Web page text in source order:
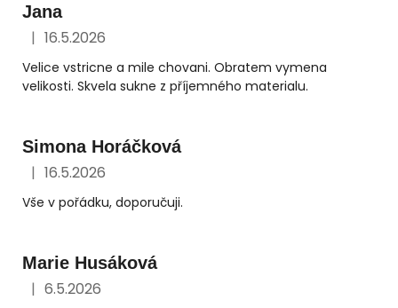
Jana
Hodnocení obchodu je 5 z 5 hvězdiček.
| 16.5.2026
Velice vstricne a mile chovani. Obratem vymena
velikosti. Skvela sukne z příjemného materialu.
Simona Horáčková
Hodnocení obchodu je 5 z 5 hvězdiček.
| 16.5.2026
Vše v pořádku, doporučuji.
Marie Husáková
Hodnocení obchodu je 5 z 5 hvězdiček.
| 6.5.2026